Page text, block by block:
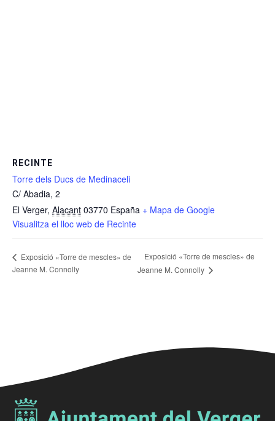
RECINTE
Torre dels Ducs de Medinaceli
C/ Abadia, 2
El Verger, Alacant 03770 España + Mapa de Google
Visualitza el lloc web de Recinte
Exposició «Torre de mescles» de
Jeanne M. Connolly
Exposició «Torre de mescles» de
Jeanne M. Connolly